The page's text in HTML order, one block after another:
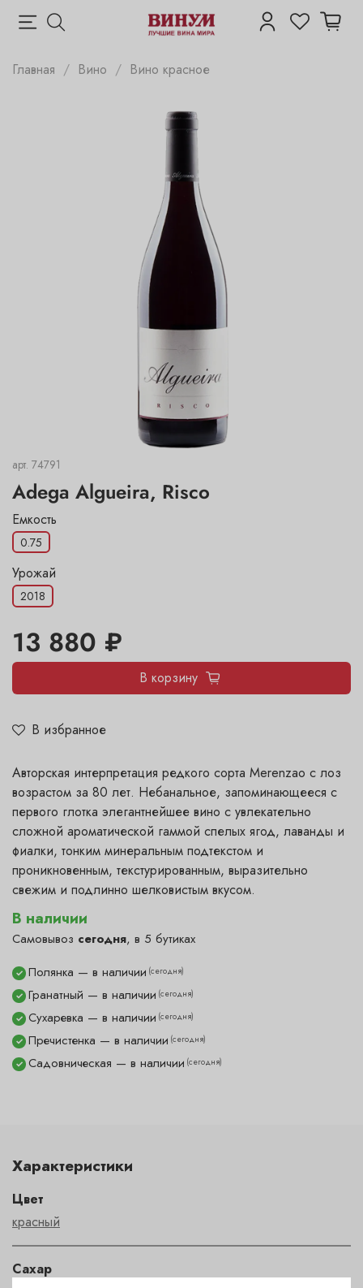
Главная Вино Вино красное
арт. 74791
Adega Algueira, Risco
В избранное
Емкость
0.75
Урожай
2018
13 880 ₽
В корзину
В наличии
Самовывоз сегодня, в 5 бутиках
✓ Гранатный — в наличии (сегодня)
✓ Полянка — в наличии (сегодня)
✓ Пречистенка — в наличии (сегодня)
✓ Садовническая — в наличии (сегодня)
✓ Сухаревка — в наличии (сегодня)
Авторская интерпретация редкого сорта Merenzao с лоз
возрастом за 80 лет. Небанальное, запоминающееся с
первого глотка элегантнейшее вино с увлекательно
сложной ароматической гаммой спелых ягод, лаванды и
фиалки, тонким минеральным подтекстом и
проникновенным, текстурированным, выразительно
свежим и подлинно шелковистым вкусом.
Характеристики
Цвет
красный
Сахар